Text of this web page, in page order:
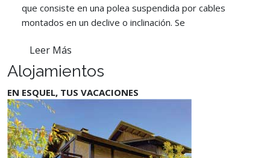
que consiste en una polea suspendida por cables
montados en un declive o inclinación. Se
Leer Más
Alojamientos
EN ESQUEL, TUS VACACIONES